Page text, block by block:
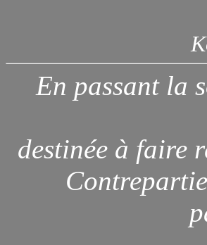
En passant la
destinée à faire